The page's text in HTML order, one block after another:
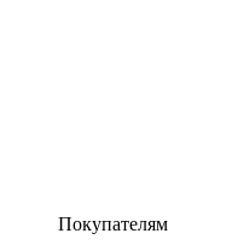
Покупателям